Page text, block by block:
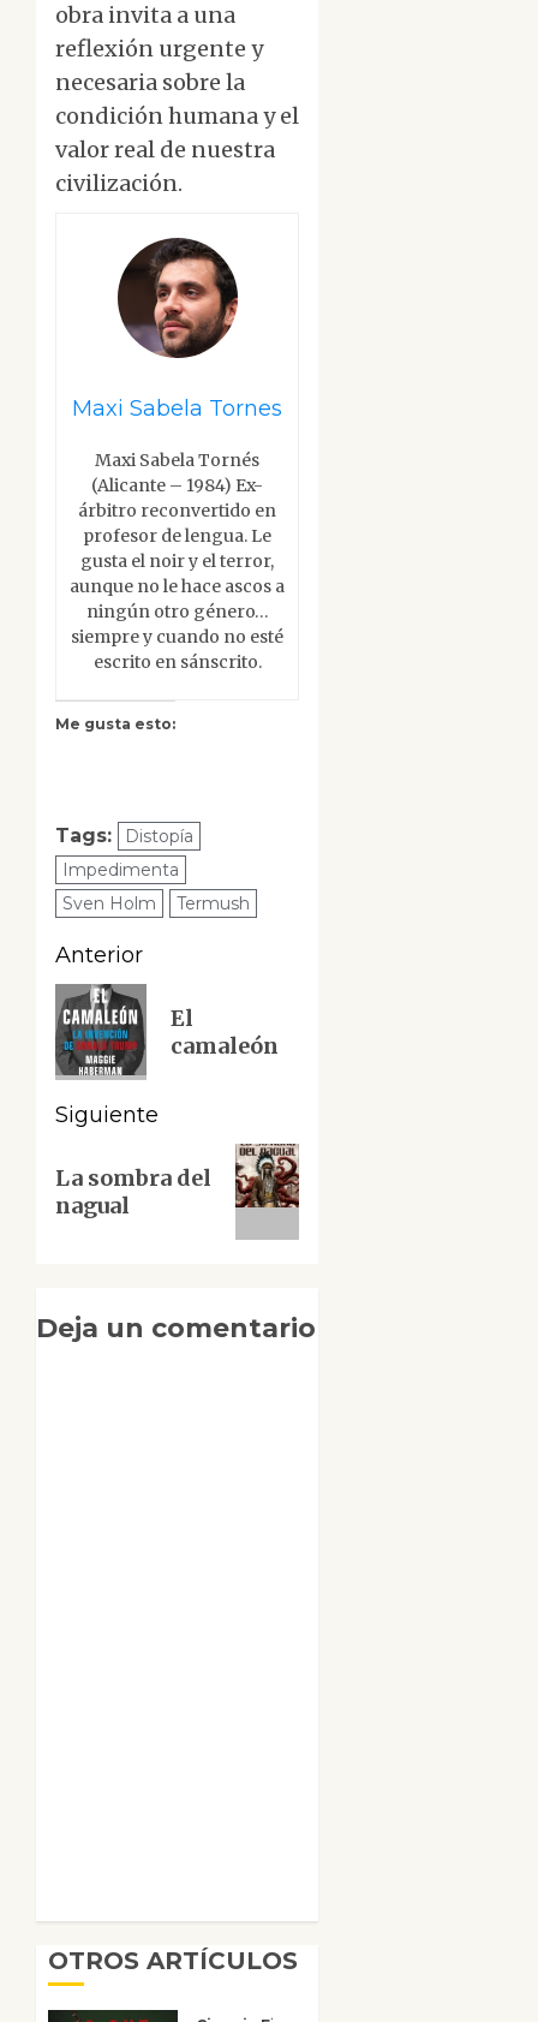
obra invita a una
reflexión urgente y
necesaria sobre la
condición humana y el
valor real de nuestra
civilización.
Maxi Sabela Tornes
Maxi Sabela Tornés
(Alicante – 1984) Ex-
árbitro reconvertido en
profesor de lengua. Le
gusta el noir y el terror,
aunque no le hace ascos a
ningún otro género…
siempre y cuando no esté
escrito en sánscrito.
Me gusta esto:
Tags:
Distopía
Impedimenta
Sven Holm
Termush
Navegación
de
entradas
Anterior
Entrada
anterior:
El
camaleón
Siguiente
entrada:
La sombra del
nagual
Deja un comentario
OTROS ARTÍCULOS